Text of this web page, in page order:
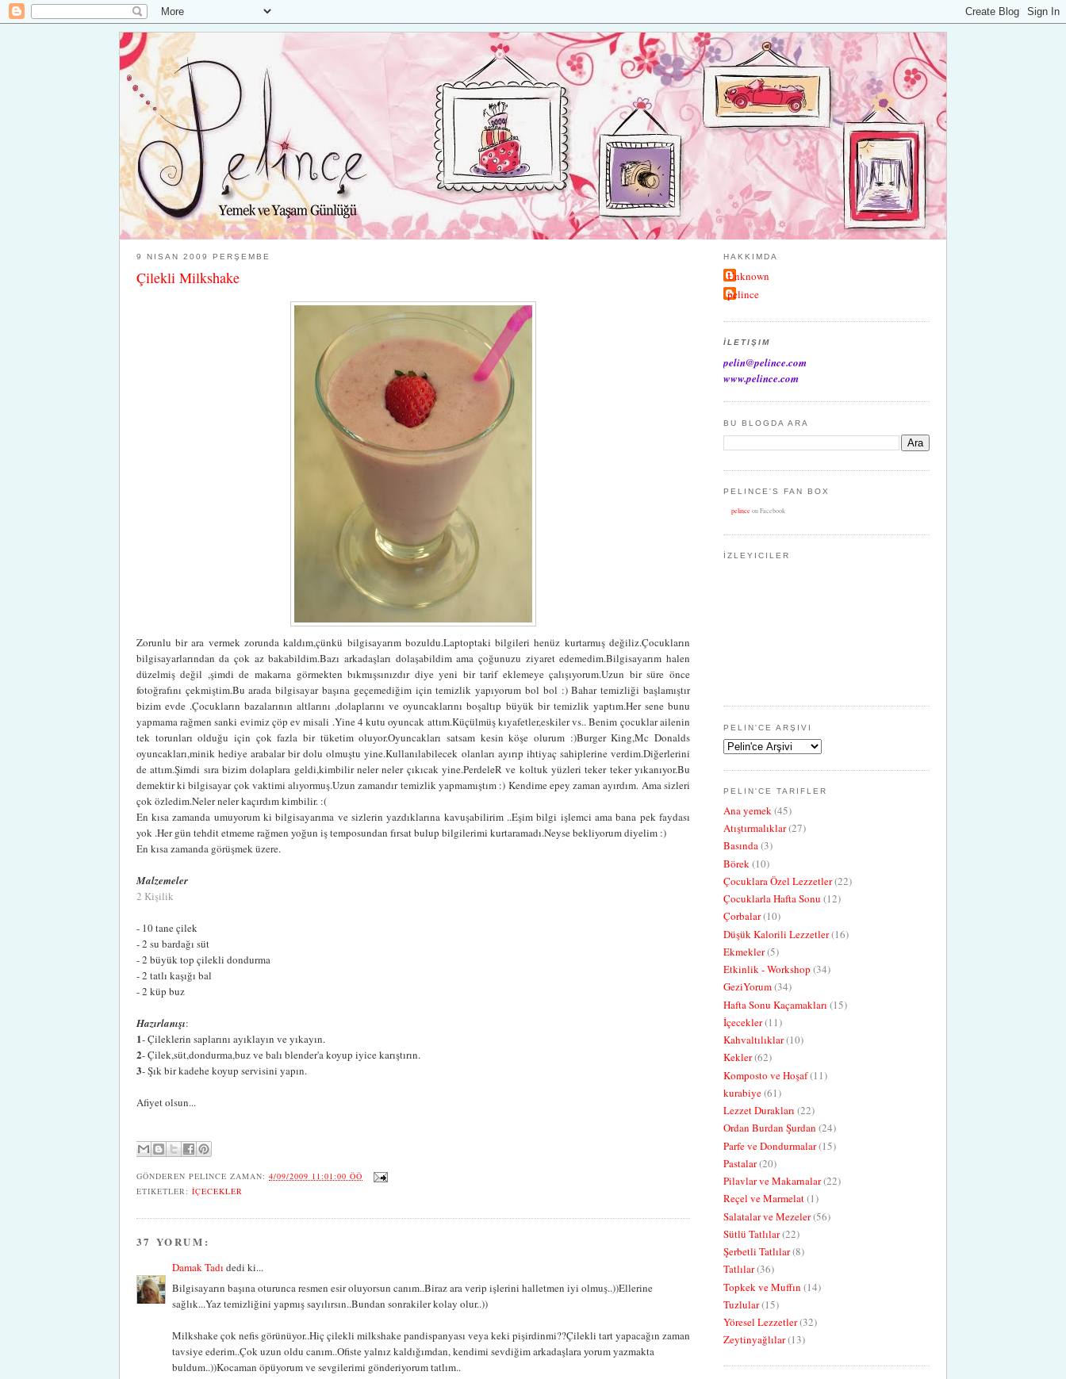
9 NISAN 2009 PERŞEMBE
Çilekli Milkshake
Zorunlu bir ara vermek zorunda kaldım,çünkü bilgisayarım bozuldu.Laptoptaki bilgileri henüz kurtarmış değiliz.Çocukların
bilgisayarlarından da çok az bakabildim.Bazı arkadaşları dolaşabildim ama çoğunuzu ziyaret edemedim.Bilgisayarım halen
düzelmiş değil ,şimdi de makarna görmekten bıkmışsınızdır diye yeni bir tarif eklemeye çalışıyorum.Uzun bir süre önce
fotoğrafını çekmiştim.Bu arada bilgisayar başına geçemediğim için temizlik yapıyorum bol bol :) Bahar temizliği başlamıştır
bizim evde .Çocukların bazalarının altlarını ,dolaplarını ve oyuncaklarını boşaltıp büyük bir temizlik yaptım.Her sene bunu
yapmama rağmen sanki evimiz çöp ev misali .Yine 4 kutu oyuncak attım.Küçülmüş kıyafetler,eskiler vs.. Benim çocuklar ailenin
tek torunları olduğu için çok fazla bir tüketim oluyor.Oyuncakları satsam kesin köşe olurum :)Burger King,Mc Donalds
oyuncakları,minik hediye arabalar bir dolu olmuştu yine.Kullanılabilecek olanları ayırıp ihtiyaç sahiplerine verdim.Diğerlerini
de attım.Şimdi sıra bizim dolaplara geldi,kimbilir neler neler çıkıcak yine.PerdeleR ve koltuk yüzleri teker teker yıkanıyor.Bu
demektir ki bilgisayar çok vaktimi alıyormuş.Uzun zamandır temizlik yapmamıştım :) Kendime epey zaman ayırdım. Ama sizleri
çok özledim.Neler neler kaçırdım kimbilir. :(
En kısa zamanda umuyorum ki bilgisayarıma ve sizlerin yazdıklarına kavuşabilirim ..Eşim bilgi işlemci ama bana pek faydası
yok .Her gün tehdit etmeme rağmen yoğun iş temposundan fırsat bulup bilgilerimi kurtaramadı.Neyse bekliyorum diyelim :)
En kısa zamanda görüşmek üzere.
Malzemeler
2 Kişilik
- 10 tane çilek
- 2 su bardağı süt
- 2 büyük top çilekli dondurma
- 2 tatlı kaşığı bal
- 2 küp buz
Hazırlanışı:
1- Çileklerin saplarını ayıklayın ve yıkayın.
2- Çilek,süt,dondurma,buz ve balı blender'a koyup iyice karıştırın.
3- Şık bir kadehe koyup servisini yapın.
Afiyet olsun...
GÖNDEREN PELINCE ZAMAN:4/09/2009 11:01:00 ÖÖ
ETIKETLER: İÇECEKLER
37 YORUM:
Damak Tadı dedi ki...
Bilgisayarın başına oturunca resmen esir oluyorsun canım..Biraz ara verip işlerini halletmen iyi olmuş..))Ellerine
sağlık...Yaz temizliğini yapmış sayılırsın..Bundan sonrakiler kolay olur..))
Milkshake çok nefis görünüyor..Hiç çilekli milkshake pandispanyası veya keki pişirdinmi??Çilekli tart yapacağın zaman
tavsiye ederim..Çok uzun oldu canım..Ofiste yalnız kaldığımdan, kendimi sevdiğim arkadaşlara yorum yazmakta
buldum..))Kocaman öpüyorum ve sevgilerimi gönderiyorum tatlım..
HAKKIMDA
Unknown
pelince
İLETIŞIM
pelin@pelince.com
www.pelince.com
BU BLOGDA ARA
PELINCE'S FAN BOX
pelince on Facebook
İZLEYICILER
PELIN'CE ARŞIVI
PELIN'CE TARIFLER
Ana yemek(45)
Atıştırmalıklar(27)
Basında(3)
Börek(10)
Çocuklara Özel Lezzetler(22)
Çocuklarla Hafta Sonu (12)
Çorbalar(10)
Düşük Kalorili Lezzetler(16)
Ekmekler(5)
Etkinlik - Workshop (34)
GeziYorum(34)
Hafta Sonu Kaçamakları (15)
İçecekler(11)
Kahvaltılıklar(10)
Kekler(62)
Komposto ve Hoşaf(11)
kurabiye(61)
Lezzet Durakları (22)
Ordan Burdan Şurdan (24)
Parfe ve Dondurmalar(15)
Pastalar(20)
Pilavlar ve Makarnalar(22)
Reçel ve Marmelat(1)
Salatalar ve Mezeler(56)
Sütlü Tatlılar(22)
Şerbetli Tatlılar(8)
Tatlılar(36)
Topkek ve Muffın (14)
Tuzlular(15)
Yöresel Lezzetler(32)
Zeytinyağlılar(13)